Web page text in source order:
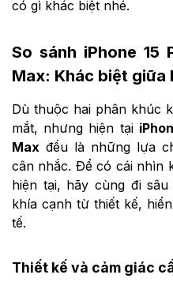
có gì khác biệt nhé.
So sánh iPhone 15
Max: Khác biệt giữa
Dù thuộc hai phân khúc
mắt, nhưng hiện tại
Max đều là những lựa
cân nhắc. Để có cái nhìn
hiện tại, hãy cùng đi
khía cạnh từ thiết kế,
tế.
Thiết kế và cảm giác